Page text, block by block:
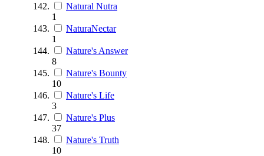
Natural Nutra
1
NaturaNectar
1
Nature's Answer
8
Nature's Bounty
10
Nature's Life
3
Nature's Plus
37
Nature's Truth
10